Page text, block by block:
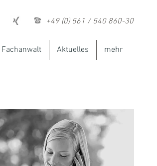
+49 (0) 561 / 540 860-30
Fachanwalt Aktuelles mehr